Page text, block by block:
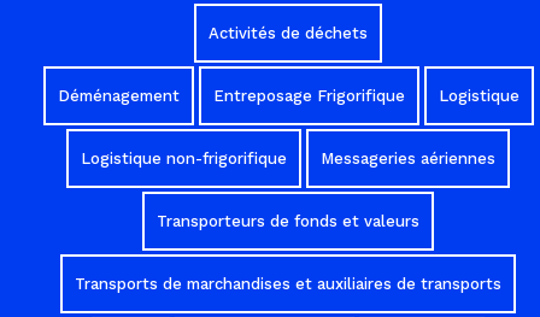
Activités de déchets
Déménagement Entreposage Frigorifique Logistique
Logistique non-frigorifique Messageries aériennes
Transporteurs de fonds et valeurs
Transports de marchandises et auxiliaires de transports